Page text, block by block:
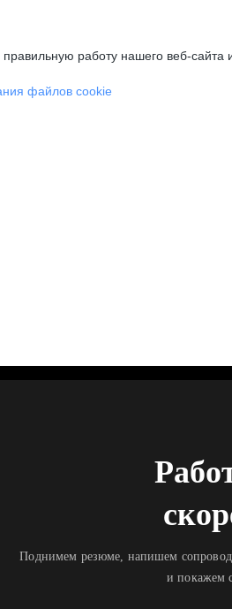
работу нашего веб-сайта
файлов cookie
Поднимем резюме, напишем
и покажем